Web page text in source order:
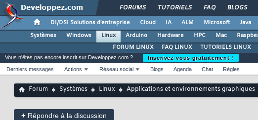
FORUMS TUTORIELS FAQ BLOGS
DI/DSI Solutions d'entreprise Cloud IA ALM Microsoft Java
Systèmes
Windows Linux Arduino Hardware HPC Mac
FORUM LINUX
FAQ LINUX TUTORIELS LINUX
Vous n'êtes pas encore inscrit sur Developpez.com ?
Inscrivez-vous gratuitement !
Derniers messages
Actions Réseau social Blogs Agenda Chat Règles
Forum Systèmes Linux Applications et environnements graphiques
+ Répondre à la discussion